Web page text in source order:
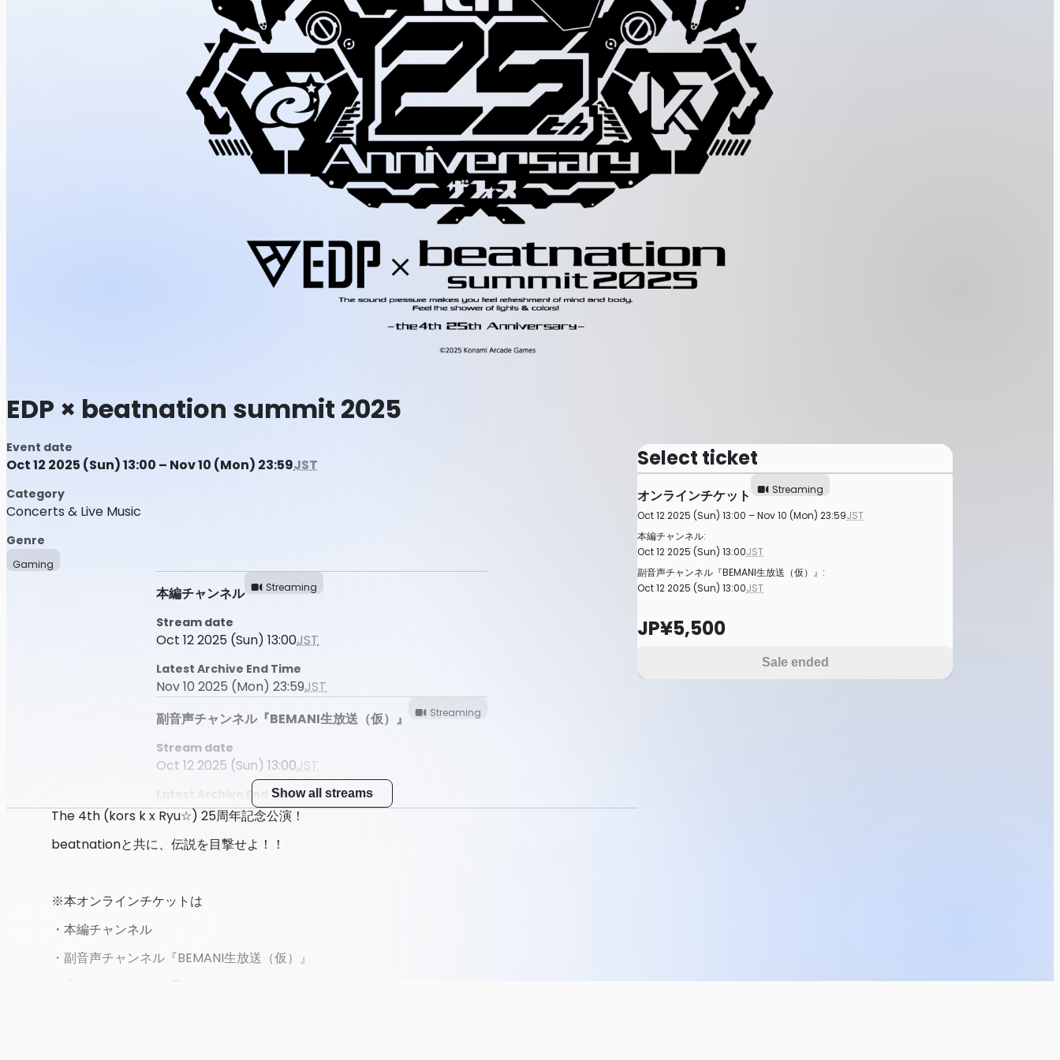
EDP × beatnation summit 2025
Event date
Oct 12 2025 (Sun) 13:00 – Nov 10 (Mon) 23:59JST
Category
Concerts & Live Music
Genre
Gaming
本編チャンネル Streaming
Stream date
Oct 12 2025 (Sun) 13:00JST
Latest Archive End Time
Nov 10 2025 (Mon) 23:59JST
副音声チャンネル『BEMANI生放送（仮）』
Streaming
Stream date
Oct 12 2025 (Sun) 13:00JST
Latest Archive End Time
Nov 10 2025 (Mon) 23:59JST
Show all streams
The 4th (kors k x Ryu☆) 25周年記念公演！
beatnationと共に、伝説を目撃せよ！！
※本オンラインチケットは
・本編チャンネル
・副音声チャンネル『BEMANI生放送（仮）』
の全2チャンネルをご覧いただけます。
Select ticket
オンラインチケット
Streaming
Oct 12 2025 (Sun) 13:00 – Nov 10 (Mon) 23:59JST
本編チャンネル:
Oct 12 2025 (Sun) 13:00JST
副音声チャンネル『BEMANI生放送（仮）』:
Oct 12 2025 (Sun) 13:00JST
JP¥5,500
Sale ended